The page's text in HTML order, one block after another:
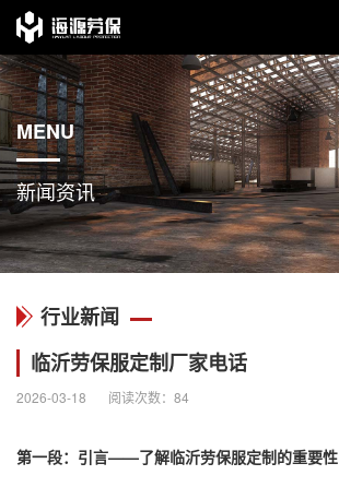
MENU
新闻资讯
行业新闻
临沂劳保服定制厂家电话
2026-03-18 阅读次数： 84
第一段：引言——了解临沂劳保服定制的重要性